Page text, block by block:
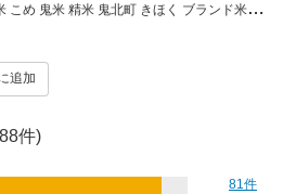
こめ 鬼米 精米 鬼北町 きほく ブランド米 愛
白米 20キロ 送料無料 北宇和郡鬼北町 お米
ギフト 贈答 贈り物 限定品 特別
追加
件)
81件